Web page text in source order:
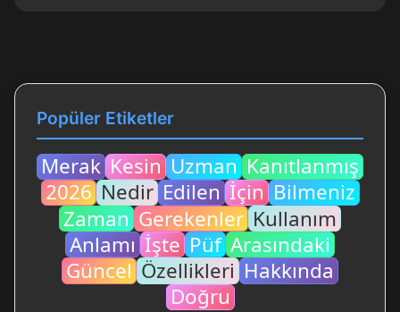
Popüler Etiketler
Merak Kesin Uzman Kanıtlanmış
2026 Nedir Edilen İçin Bilmeniz
Zaman Gerekenler Kullanım
Anlamı İşte Püf Arasındaki
Güncel Özellikleri Hakkında
Doğru